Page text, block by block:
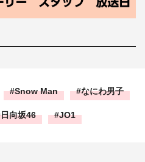
Snow Man なにわ男子
日向坂46 JO1